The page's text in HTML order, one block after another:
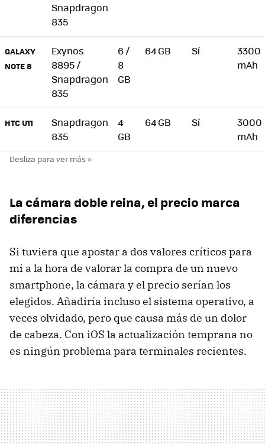
Snapdragon
835
GALAXY
NOTE 8
Exynos
8895 /
Snapdragon
835
6 /
8
GB
64 GB Sí
3300
mAh
HTC U11
Snapdragon
835
4
GB
64 GB Sí
3000
mAh
La cámara doble reina, el precio marca
diferencias
Si tuviera que apostar a dos valores críticos para
mi a la hora de valorar la compra de un nuevo
smartphone, la cámara y el precio serían los
elegidos. Añadiría incluso el sistema operativo, a
veces olvidado, pero que causa más de un dolor
de cabeza. Con iOS la actualización temprana no
es ningún problema para terminales recientes.